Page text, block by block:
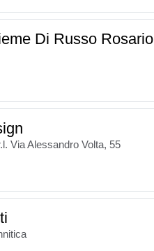
Di Russo Rosario
Via Alessandro Volta, 55